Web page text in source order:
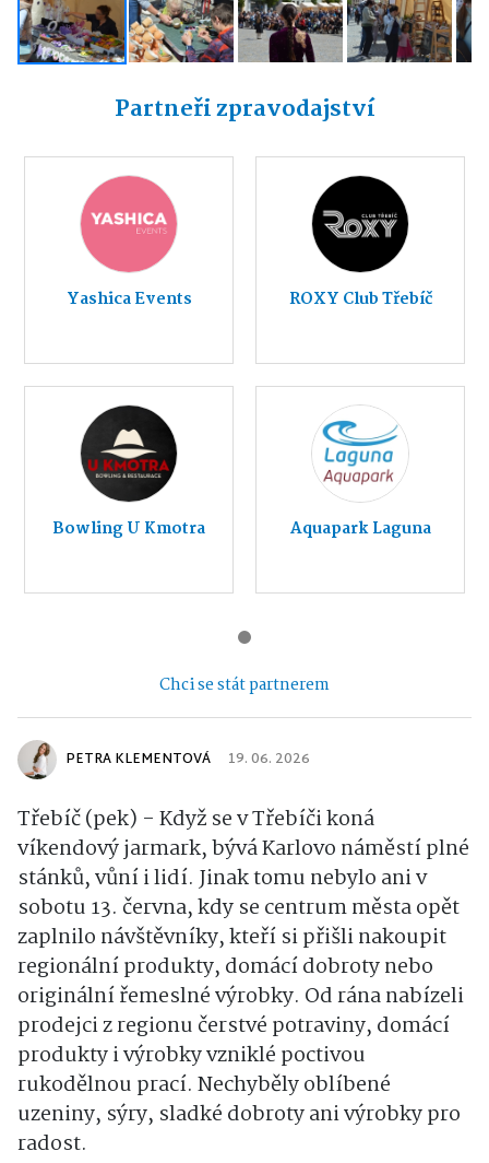
Partneři zpravodajství
Yashica Events ROXY Club Třebíč
Bowling U Kmotra Aquapark Laguna
Chci se stát partnerem
PETRA KLEMENTOVÁ 19. 06. 2026
Třebíč (pek) - Když se v Třebíči koná
víkendový jarmark, bývá Karlovo náměstí plné
stánků, vůní i lidí. Jinak tomu nebylo ani v
sobotu 13. června, kdy se centrum města opět
zaplnilo návštěvníky, kteří si přišli nakoupit
regionální produkty, domácí dobroty nebo
originální řemeslné výrobky. Od rána nabízeli
prodejci z regionu čerstvé potraviny, domácí
produkty i výrobky vzniklé poctivou
rukodělnou prací. Nechyběly oblíbené
uzeniny, sýry, sladké dobroty ani výrobky pro
radost.